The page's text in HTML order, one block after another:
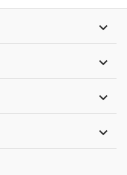



